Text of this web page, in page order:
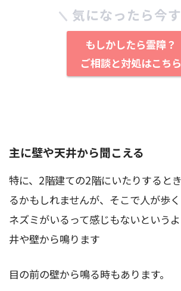
気になったら今
もしかしたら霊障？
ご相談と対処はこちら
主に壁や天井から聞こえる
特に、2階建ての2階にいたりすると
るかもしれませんが、そこで人が歩く
ネズミがいるって感じもないという
井や壁から鳴ります
目の前の壁から鳴る時もあります。